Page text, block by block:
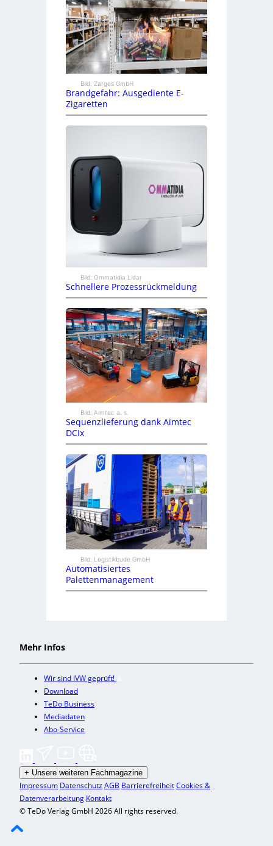
Bild: Zarges GmbH
Brandgefahr: Ausgediente E-
Zigaretten
Bild: Ommatidia Lidar
Schnellere Prozessrückmeldung
Bild: Aimtec a. s.
Sequenzlieferung dank Aimtec
DCIx
Bild: Logistikbude GmbH
Automatisiertes
Palettenmanagement
Mehr Infos
Wir sind IVW geprüft!
Download
TeDo Business
Mediadaten
Abo-Service
+ Unsere weiteren Fachmagazine
Impressum DatenschutzAGB BarrierefreiheitCookies &
Datenverarbeitung Kontakt
© TeDo Verlag GmbH 2026 All rights reserved.